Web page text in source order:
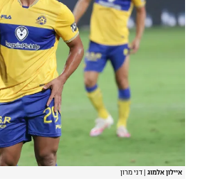
איילון אלמוג דני מרון